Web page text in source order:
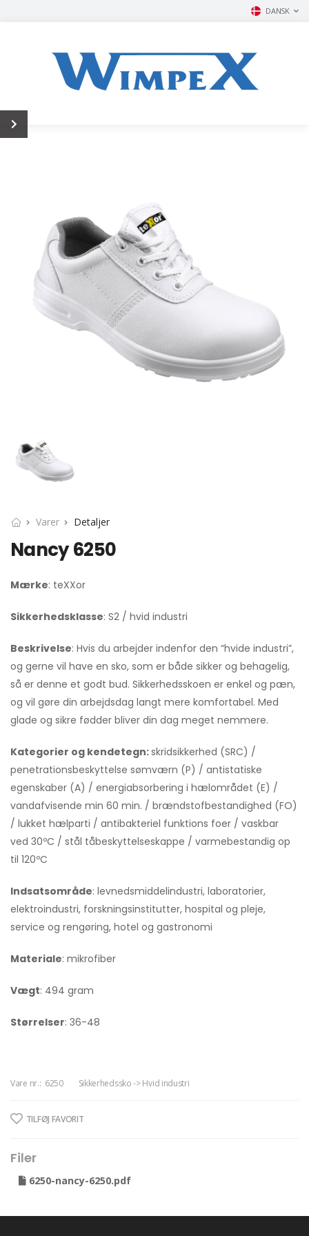
DANSK
Varer Detaljer
Nancy 6250
Mærke: teXXor
Sikkerhedsklasse: S2 / hvid industri
Beskrivelse: Hvis du arbejder indenfor den “hvide industri”,
og gerne vil have en sko, som er både sikker og behagelig,
så er denne et godt bud. Sikkerhedsskoen er enkel og pæn,
og vil gøre din arbejdsdag langt mere komfortabel. Med
glade og sikre fødder bliver din dag meget nemmere.
Kategorier og kendetegn:skridsikkerhed (SRC) /
penetrationsbeskyttelse sømværn (P) / antistatiske
egenskaber (A) / energiabsorbering i hælområdet (E) /
vandafvisende min 60 min. / brændstofbestandighed (FO)
/ lukket hælparti­­ / antibakteriel funktions foer / vaskbar
ved 30ºC / stål tåbeskyttelseskappe / varmebestandig op
til 120ºC
Indsatsområde: levnedsmiddelindustri, laboratorier,
elektroindustri, forskningsinstitutter, hospital og pleje,
service og rengøring, hotel og gastronomi
Materiale: mikrofiber
Vægt: 494 gram
Størrelser: 36-48
Vare nr.: 6250 Sikkerhedssko -> Hvid industri
TILFØJ FAVORIT
Filer
6250-nancy-6250.pdf